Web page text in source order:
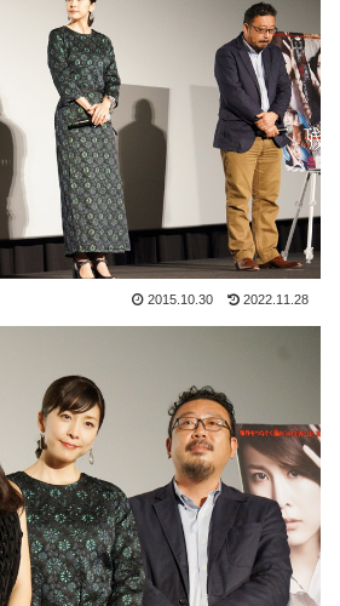
2015.10.30 2022.11.28